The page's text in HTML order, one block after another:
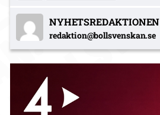
NYHETSREDAKTIONEN
redaktion@bollsvenskan.se